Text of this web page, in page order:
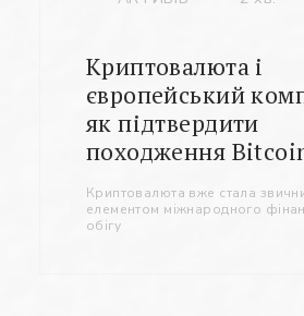
Криптовалюта і
європейський
як підтвердити
походження
Криптовалюта вже стала
елементом міжнародного
обігу